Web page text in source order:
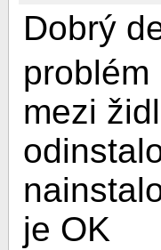
Dobrý
mezi
je OK